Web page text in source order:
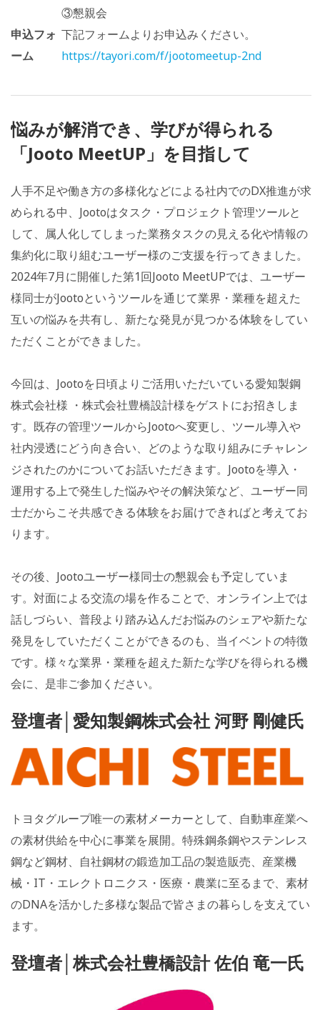
③懇親会
申込フォ
ーム
下記フォームよりお申込みください。
https://tayori.com/f/jootomeetup-2nd
悩みが解消でき、学びが得られる
「Jooto MeetUP」を目指して
人手不足や働き方の多様化などによる社内でのDX推進が求
められる中、Jootoはタスク・プロジェクト管理ツールと
して、属人化してしまった業務タスクの見える化や情報の
集約化に取り組むユーザー様のご支援を行ってきました。
2024年7月に開催した第1回Jooto MeetUPでは、ユーザー
様同士がJootoというツールを通じて業界・業種を超えた
互いの悩みを共有し、新たな発見が見つかる体験をしてい
ただくことができました。
今回は、Jootoを日頃よりご活用いただいている愛知製鋼
株式会社様 ・株式会社豊橋設計様をゲストにお招きしま
す。既存の管理ツールからJootoへ変更し、ツール導入や
社内浸透にどう向き合い、どのような取り組みにチャレン
ジされたのかについてお話いただきます。Jootoを導入・
運用する上で発生した悩みやその解決策など、ユーザー同
士だからこそ共感できる体験をお届けできればと考えてお
ります。
その後、Jootoユーザー様同士の懇親会も予定していま
す。対面による交流の場を作ることで、オンライン上では
話しづらい、普段より踏み込んだお悩みのシェアや新たな
発見をしていただくことができるのも、当イベントの特徴
です。様々な業界・業種を超えた新たな学びを得られる機
会に、是非ご参加ください。
登壇者│愛知製鋼株式会社 河野 剛健氏
トヨタグループ唯一の素材メーカーとして、自動車産業へ
の素材供給を中心に事業を展開。特殊鋼条鋼やステンレス
鋼など鋼材、自社鋼材の鍛造加工品の製造販売、産業機
械・IT・エレクトロニクス・医療・農業に至るまで、素材
のDNAを活かした多様な製品で皆さまの暮らしを支えてい
ます。
登壇者│株式会社豊橋設計 佐伯 竜一氏